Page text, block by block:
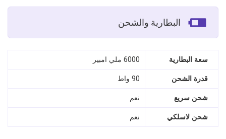
البطارية والشحن
سعة البطارية 6000 ملي امبير
قدرة الشحن 90 واط
شحن سريع نعم
شحن لاسلكي نعم